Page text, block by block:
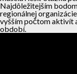
Najdôležitejším
regionálnej
vyšším počtom aktivít
období.